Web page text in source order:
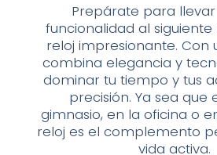
Prepárate para
funcionalidad al
reloj impresionante. Con
combina elegancia y
dominar tu tiempo y tus
precisión. Ya sea que
gimnasio, en la oficina o
reloj es el complemento
vida activa.